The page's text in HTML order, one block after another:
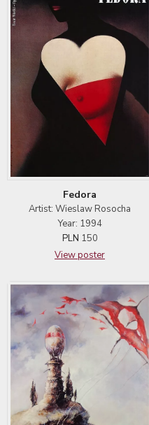
Fedora
Artist: Wieslaw Rosocha
Year: 1994
PLN 150
View poster